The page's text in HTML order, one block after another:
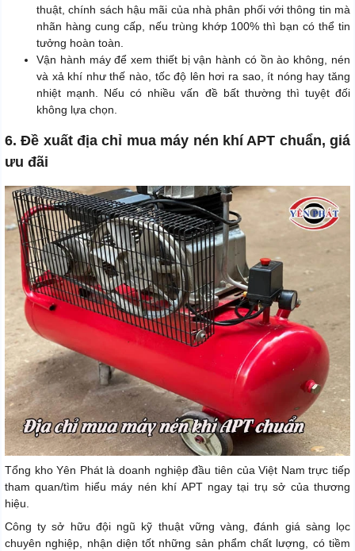
thuật, chính sách hậu mãi của nhà phân phối với thông tin mà
nhãn hàng cung cấp, nếu trùng khớp 100% thì bạn có thể tin
tưởng hoàn toàn.
Vận hành máy để xem thiết bị vận hành có ồn ào không, nén
và xả khí như thế nào, tốc độ lên hơi ra sao, ít nóng hay tăng
nhiệt mạnh. Nếu có nhiều vấn đề bất thường thì tuyệt đối
không lựa chọn.
6. Đề xuất địa chỉ mua máy nén khí APT chuẩn, giá
ưu đãi
Tổng kho Yên Phát là doanh nghiệp đầu tiên của Việt Nam trực tiếp
tham quan/tìm hiểu máy nén khí APT ngay tại trụ sở của thương
hiệu.
Công ty sở hữu đội ngũ kỹ thuật vững vàng, đánh giá sàng lọc
chuyên nghiệp, nhận diện tốt những sản phẩm chất lượng, có tiềm